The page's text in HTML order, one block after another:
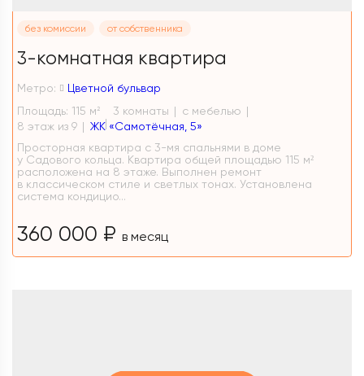
без комиссии от собственника
3-комнатная квартира
Метро:
Цветной бульвар
Площадь: 115 м 2 3 комнаты
с мебелью
8 этаж из 9
ЖК «Самотёчная, 5»
Просторная квартира с 3-мя спальнями в доме
у Садового кольца. Квартира общей площадью 115 м²
расположена на 8 этаже. Выполнен ремонт
в классическом стиле и светлых тонах. Установлена
система кондицио...
360 000 ₽ в месяц